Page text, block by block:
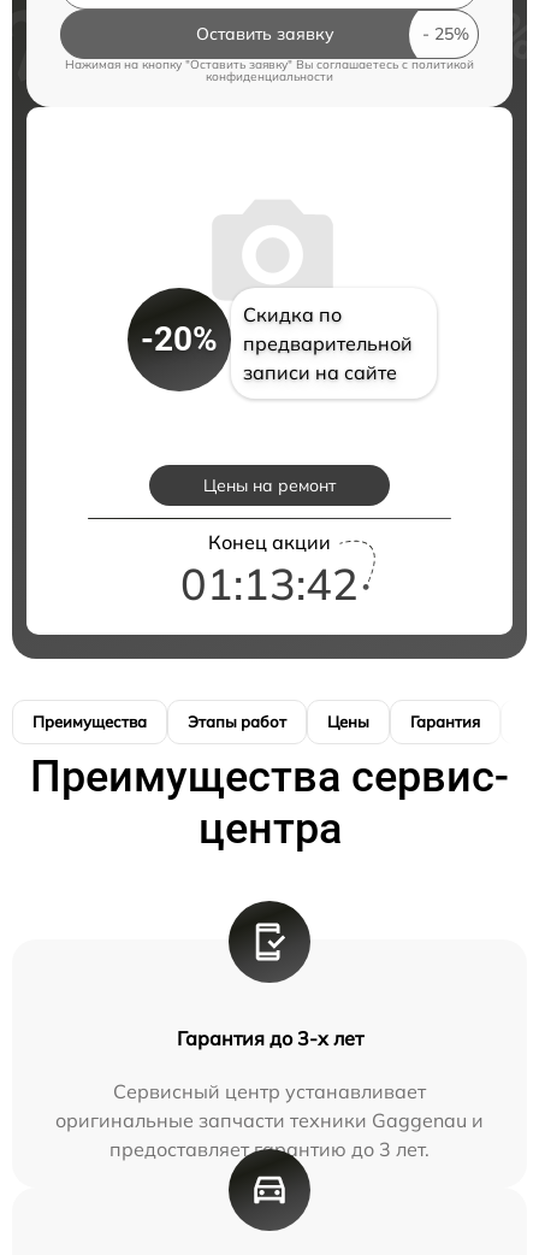
Оставить заявку
Нажимая на кнопку "Оставить заявку" Вы соглашаетесь cполитикой
конфиденциальности
-20%
Скидка по
предварительной
записи на сайте
Цены на ремонт
Конец акции
01:13:41
Преимущества Этапы работ Цены Гарантия
Преимущества сервис-
центра
Гарантия до 3-х лет
Сервисный центр устанавливает
оригинальные запчасти техники Gaggenau и
предоставляет гарантию до 3 лет.